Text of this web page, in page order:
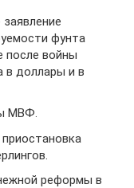
фунта
после войны
в доллары и в
МВФ.
реформы в